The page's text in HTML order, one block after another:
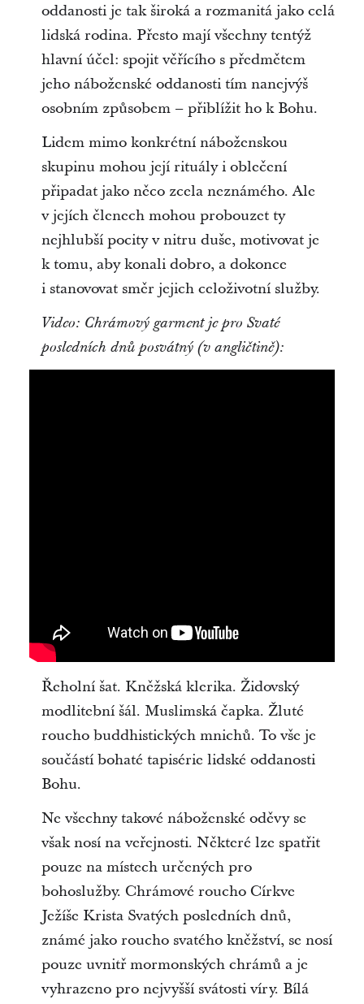
oddanosti je tak široká a rozmanitá jako celá
lidská rodina. Přesto mají všechny tentýž
hlavní účel: spojit věřícího s předmětem
jeho náboženské oddanosti tím nanejvýš
osobním způsobem – přiblížit ho k Bohu.
Lidem mimo konkrétní náboženskou
skupinu mohou její rituály i oblečení
připadat jako něco zcela neznámého. Ale
v jejích členech mohou probouzet ty
nejhlubší pocity v nitru duše, motivovat je
k tomu, aby konali dobro, a dokonce
i stanovovat směr jejich celoživotní služby.
Video: Chrámový garment je pro Svaté
posledních dnů posvátný (v angličtině):
Řeholní šat. Kněžská klerika. Židovský
modlitební šál. Muslimská čapka. Žluté
roucho buddhistických mnichů. To vše je
součástí bohaté tapisérie lidské oddanosti
Bohu.
Ne všechny takové náboženské oděvy se
však nosí na veřejnosti. Některé lze spatřit
pouze na místech určených pro
bohoslužby. Chrámové roucho Církve
Ježíše Krista Svatých posledních dnů,
známé jako roucho svatého kněžství, se nosí
pouze uvnitř mormonských chrámů a je
vyhrazeno pro nejvyšší svátosti víry. Bílá